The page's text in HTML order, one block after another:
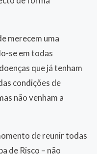
merecem uma
se em todas
que já tenham
condições de
não venham a
de reunir todas
de Risco – não